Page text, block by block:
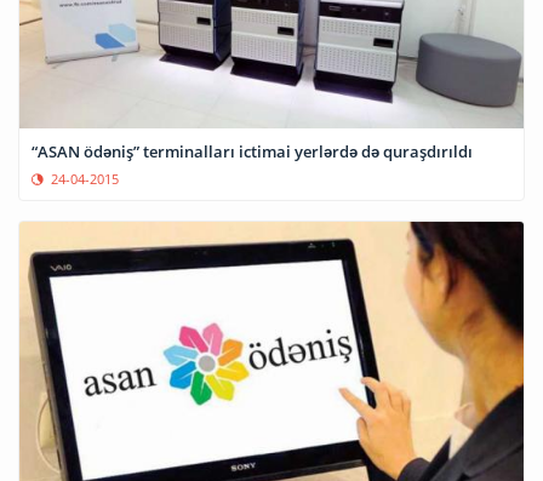
“ASAN ödəniş” terminalları ictimai yerlərdə də quraşdırıldı
24-04-2015